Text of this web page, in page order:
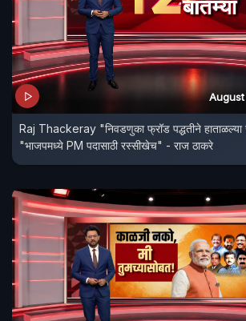
Raj Thackeray "निवडणुका फ्रॉड पद्धतीने हाताळल्या
"भाजपमध्ये PM पदासाठी रस्सीखेच" - राज ठाकरे